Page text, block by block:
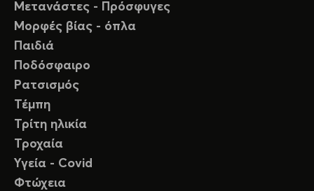
Μετανάστες - Πρόσφυγες
Μορφές βίας - όπλα
Παιδιά
Ποδόσφαιρο
Ρατσισμός
Τέμπη
Τρίτη ηλικία
Τροχαία
Υγεία - Covid
Φτώχεια